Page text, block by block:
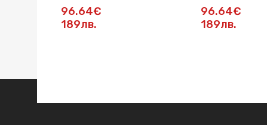
жълто
96.64€
189лв.
синьо
96.64€
189лв.